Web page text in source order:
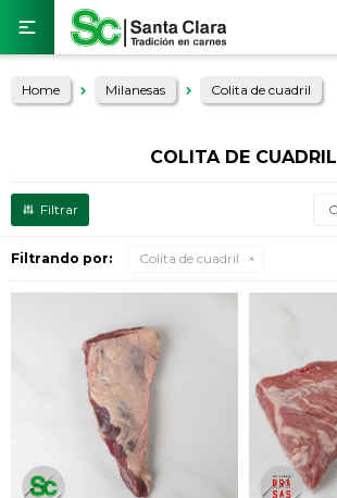

Home Milanesas Colita de cuadril
COLITA DE CUADRIL
Filtrando por: Colita de cuadril